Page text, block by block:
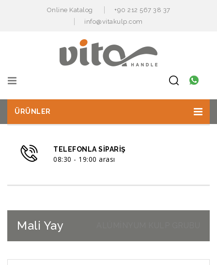
Online Katalog
+90 212 567 38 37
info@vitakulp.com
ÜRÜNLER
TELEFONLA SIPARIŞ
08:30 - 19:00 arası
Mali Yay